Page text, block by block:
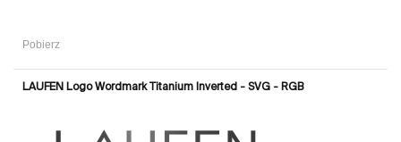
Pobierz
LAUFEN Logo Wordmark Titanium Inverted - SVG - RGB